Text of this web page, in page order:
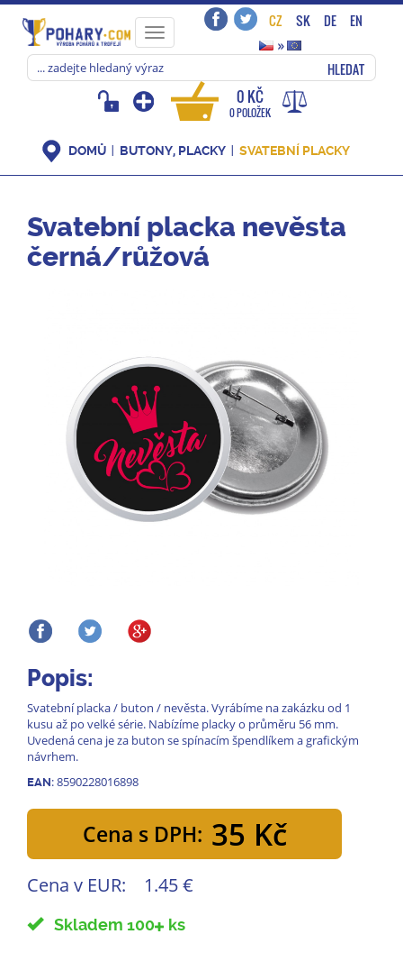
Toggle
navigation
CZ SK DE
EN
»
HLEDAT
0 KČ
0 POLOŽEK
DOMŮ BUTONY, PLACKY SVATEBNÍ PLACKY
Svatební placka nevěsta
černá/růžová
Popis:
Svatební placka / buton / nevěsta. Vyrábíme na zakázku od 1
kusu až po velké série. Nabízíme placky o průměru 56 mm.
Uvedená cena je za buton se spínacím špendlíkem a grafickým
návrhem.
EAN: 8590228016898
Cena s DPH: 35 Kč
Cena v EUR: 1.45 €
Skladem 100 ks